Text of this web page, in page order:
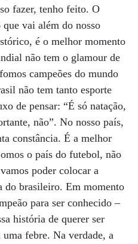
fazer, tenho feito. O
vai além do nosso
é o melhor momento
não tem o glamour de
campeões do mundo
não tem tanto esporte
de pensar: “É só natação,
não”. No nosso país,
constância. É a melhor
o país do futebol, não
poder colocar a
do brasileiro. Em momento
para ser conhecido –
história de querer ser
febre. Na verdade, a